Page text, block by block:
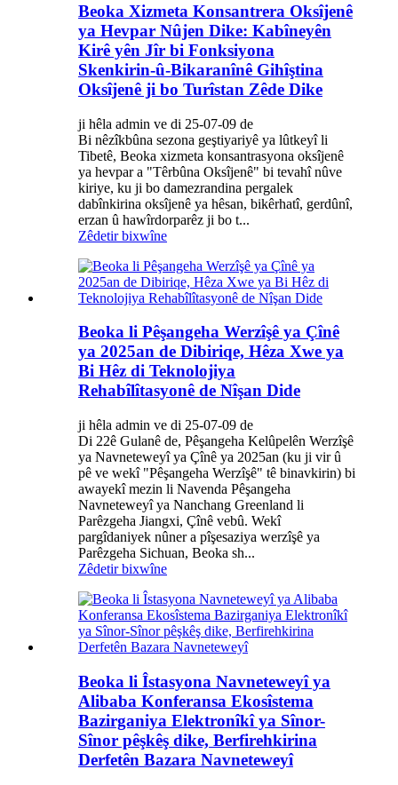
Beoka Xizmeta Konsantrera Oksîjenê
ya Hevpar Nûjen Dike: Kabîneyên
Kirê yên Jîr bi Fonksiyona
Skenkirin-û-Bikaranînê Gihîştina
Oksîjenê ji bo Turîstan Zêde Dike
ji hêla admin ve di 25-07-09 de
Bi nêzîkbûna sezona geştiyariyê ya lûtkeyî li
Tibetê, Beoka xizmeta konsantrasyona oksîjenê
ya hevpar a "Têrbûna Oksîjenê" bi tevahî nûve
kiriye, ku ji bo damezrandina pergalek
dabînkirina oksîjenê ya hêsan, bikêrhatî, gerdûnî,
erzan û hawîrdorparêz ji bo t...
Zêdetir bixwîne
Beoka li Pêşangeha Werzîşê ya Çînê
ya 2025an de Dibiriqe, Hêza Xwe ya
Bi Hêz di Teknolojiya
Rehabîlîtasyonê de Nîşan Dide
ji hêla admin ve di 25-07-09 de
Di 22ê Gulanê de, Pêşangeha Kelûpelên Werzîşê
ya Navneteweyî ya Çînê ya 2025an (ku ji vir û
pê ve wekî "Pêşangeha Werzîşê" tê binavkirin) bi
awayekî mezin li Navenda Pêşangeha
Navneteweyî ya Nanchang Greenland li
Parêzgeha Jiangxi, Çînê vebû. Wekî
pargîdaniyek nûner a pîşesaziya werzîşê ya
Parêzgeha Sichuan, Beoka sh...
Zêdetir bixwîne
Beoka li Îstasyona Navneteweyî ya
Alibaba Konferansa Ekosîstema
Bazirganiya Elektronîkî ya Sînor-
Sînor pêşkêş dike, Berfirehkirina
Derfetên Bazara Navneteweyî